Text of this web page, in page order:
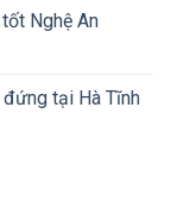
Nghệ An
tại Hà Tĩnh